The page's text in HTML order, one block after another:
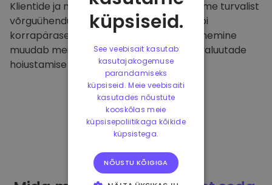
Klientide ja nende raha kaitsmiseks pakume turvalist
võrguühenduseta hoiustamist ja viime läbi
korrapäraseid turvaauditeid. Selline lähenemine
muudab meie platvormi ja teiste krüptovaluutade
hoiustamise tõeliseks taevaks.
küpsiseid.
See veebisait kasutab
kasutajakogemuse
parandamiseks
küpsiseid. Meie veebisaiti
kasutades nõustute
kooskõlas meie
küpsisepoliitikaga kõikide
küpsistega.
NÕUSTU KÕIGIGA